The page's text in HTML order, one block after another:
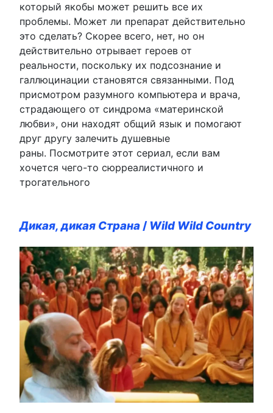
который якобы может решить все их
проблемы. Может ли препарат действительно
это сделать? Скорее всего, нет, но он
действительно отрывает героев от
реальности, поскольку их подсознание и
галлюцинации становятся связанными. Под
присмотром разумного компьютера и врача,
страдающего от синдрома «материнской
любви», они находят общий язык и помогают
друг другу залечить душевные
раны. Посмотрите этот сериал, если вам
хочется чего-то сюрреалистичного и
трогательного
Дикая, дикая Страна / Wild Wild Country